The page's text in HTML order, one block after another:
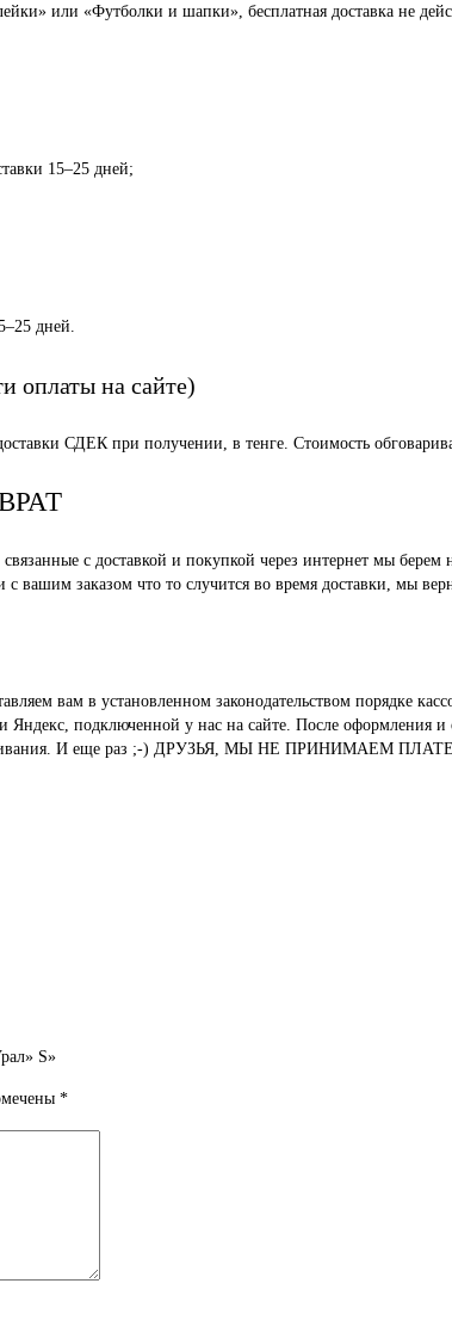
или «Футболки и шапки», бесплатная доставка не
15–25 дней;
дней.
оплаты на сайте)
СДЕК при получении, в тенге. Стоимость
связанные с доставкой и покупкой через интернет мы
заказом что то случится во время доставки, мы
вам в установленном законодательством порядке
подключенной у нас на сайте. После оформления и
отслеживания. И еще раз ;-) ДРУЗЬЯ, МЫ НЕ
S»
*